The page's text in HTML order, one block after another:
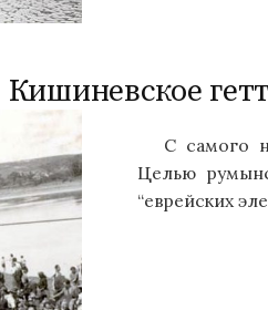
Кишиневское
С самого
Целью
“еврейских